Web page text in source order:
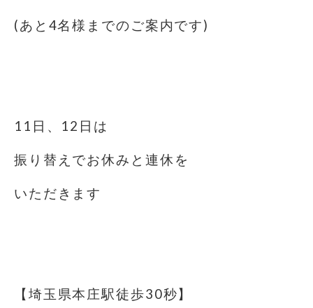
(あと4名様までのご案内です)
11日、12日は
振り替えでお休みと連休を
いただきます
【埼玉県本庄駅徒歩30秒】